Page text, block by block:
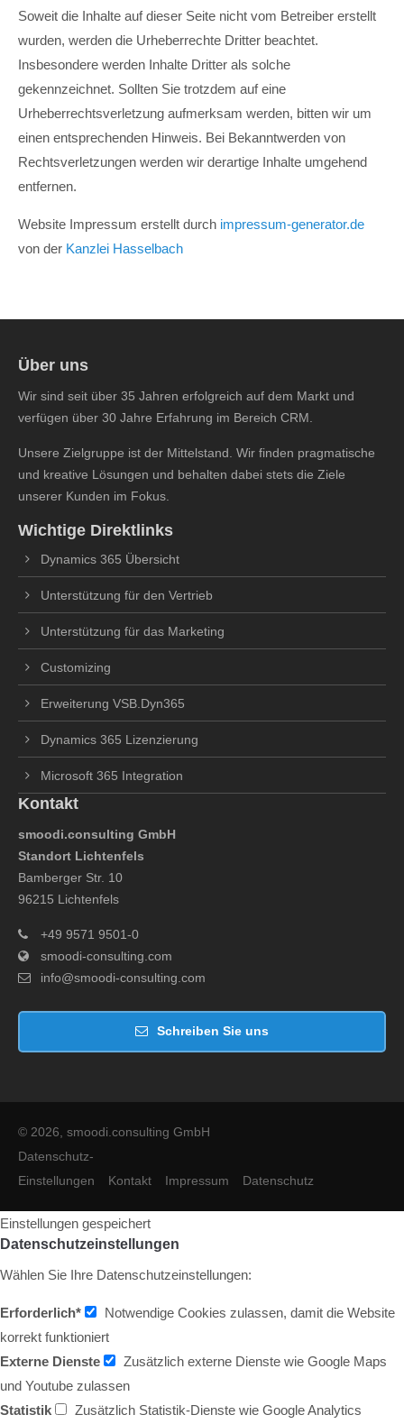
Soweit die Inhalte auf dieser Seite nicht vom Betreiber erstellt
wurden, werden die Urheberrechte Dritter beachtet.
Insbesondere werden Inhalte Dritter als solche
gekennzeichnet. Sollten Sie trotzdem auf eine
Urheberrechtsverletzung aufmerksam werden, bitten wir um
einen entsprechenden Hinweis. Bei Bekanntwerden von
Rechtsverletzungen werden wir derartige Inhalte umgehend
entfernen.
Website Impressum erstellt durch impressum-generator.de
von der Kanzlei Hasselbach
Über uns
Wir sind seit über 35 Jahren erfolgreich auf dem Markt und
verfügen über 30 Jahre Erfahrung im Bereich CRM.
Unsere Zielgruppe ist der Mittelstand. Wir finden pragmatische
und kreative Lösungen und behalten dabei stets die Ziele
unserer Kunden im Fokus.
Wichtige Direktlinks
Dynamics 365 Übersicht
Unterstützung für den Vertrieb
Unterstützung für das Marketing
Customizing
Erweiterung VSB.Dyn365
Dynamics 365 Lizenzierung
Microsoft 365 Integration
Kontakt
smoodi.consulting GmbH
Standort Lichtenfels
Bamberger Str. 10
96215 Lichtenfels
+49 9571 9501-0
smoodi-consulting.com
info@smoodi-consulting.com
Schreiben Sie uns
© 2026, smoodi.consulting GmbH
Datenschutz-
Einstellungen
Kontakt Impressum Datenschutz
Einstellungen gespeichert
Datenschutzeinstellungen
Wählen Sie Ihre Datenschutzeinstellungen:
Erforderlich*
Notwendige Cookies zulassen, damit die Website
korrekt funktioniert
Externe Dienste
Zusätzlich externe Dienste wie Google Maps
und Youtube zulassen
Statistik
Zusätzlich Statistik-Dienste wie Google Analytics